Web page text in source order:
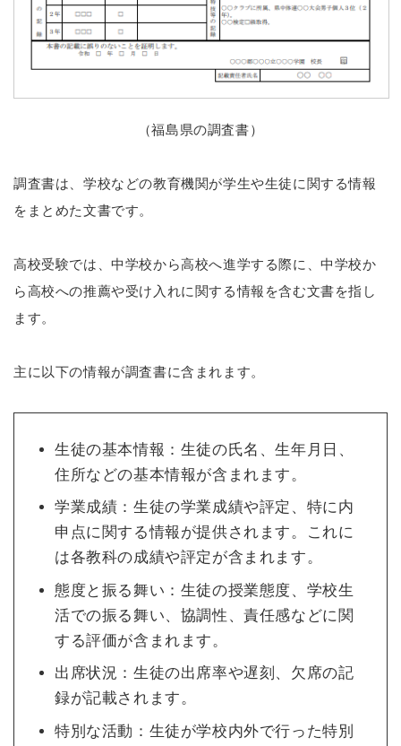
（福島県の調査書）
調査書は、学校などの教育機関が学生や生徒に関する情報
をまとめた文書です。
高校受験では、中学校から高校へ進学する際に、中学校か
ら高校への推薦や受け入れに関する情報を含む文書を指し
ます。
主に以下の情報が調査書に含まれます。
生徒の基本情報：生徒の氏名、生年月日、
住所などの基本情報が含まれます。
学業成績：生徒の学業成績や評定、特に内
申点に関する情報が提供されます。これに
は各教科の成績や評定が含まれます。
態度と振る舞い：生徒の授業態度、学校生
活での振る舞い、協調性、責任感などに関
する評価が含まれます。
出席状況：生徒の出席率や遅刻、欠席の記
録が記載されます。
特別な活動：生徒が学校内外で行った特別